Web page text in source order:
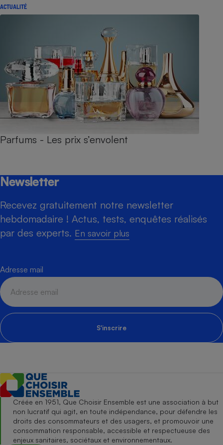
ACTUALITÉ
Parfums - Les prix s’envolent
Newsletter
Recevez gratuitement notre newsletter
hebdomadaire ! Actus, tests, enquêtes réalisés
par des experts. En savoir plus
Adresse mail
S'inscrire
Créée en 1951, Que Choisir Ensemble est une association à but
non lucratif qui agit, en toute indépendance, pour défendre les
droits des consommateurs et des usagers, et promouvoir une
consommation responsable, accessible et respectueuse des
enjeux sanitaires, sociétaux et environnementaux.